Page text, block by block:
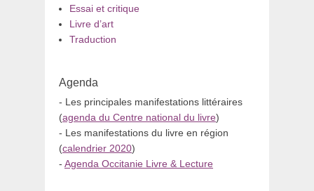
Essai et critique
Livre d’art
Traduction
Agenda
- Les principales manifestations littéraires
(agenda du Centre national du livre)
- Les manifestations du livre en région
(calendrier 2020)
- Agenda Occitanie Livre & Lecture